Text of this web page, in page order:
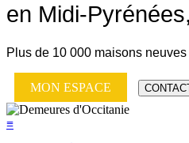
en Midi-
Plus de 10 000 maisons neuves
MON ESPACE
≡